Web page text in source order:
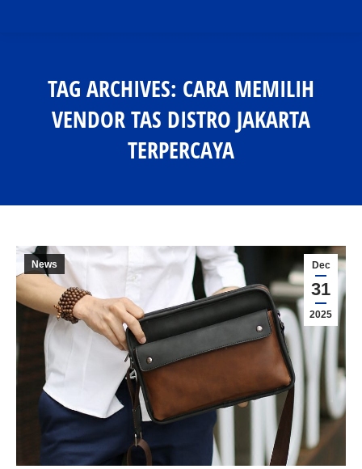
TAG ARCHIVES: CARA MEMILIH
VENDOR TAS DISTRO JAKARTA
TERPERCAYA
Dec
31
2025
News